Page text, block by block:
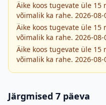
Äike koos tugevate üle
võimalik ka rahe. 2026-
Äike koos tugevate üle
võimalik ka rahe. 2026-
Äike koos tugevate üle
võimalik ka rahe. 2026-
Järgmised 7 päeva